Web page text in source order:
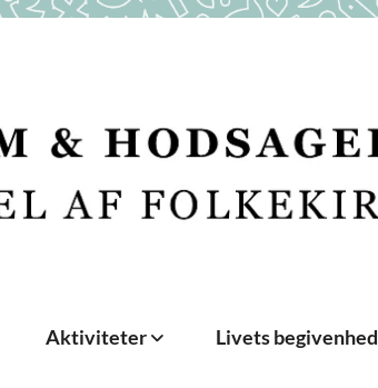
Aktiviteter Livets